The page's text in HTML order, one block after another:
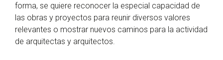
forma, se quiere reconocer la especial capacidad de
las obras y proyectos para reunir diversos valores
relevantes o mostrar nuevos caminos para la actividad
de arquitectas y arquitectos.